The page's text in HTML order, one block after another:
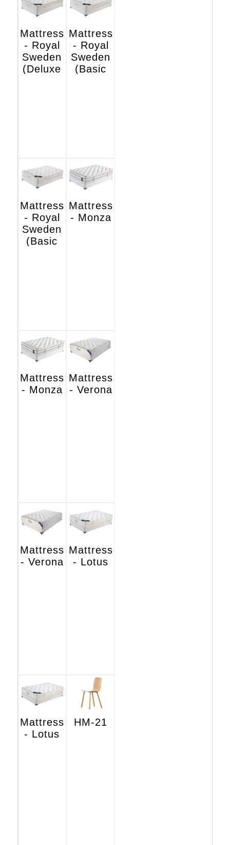
Mattress
- Royal
Sweden
(Deluxe
Mattress
- Royal
Sweden
(Basic
Mattress
- Royal
Sweden
(Basic
Mattress
- Monza
Mattress
- Monza
Mattress
- Verona
Mattress
- Verona
Mattress
- Lotus
Mattress
- Lotus
HM-21